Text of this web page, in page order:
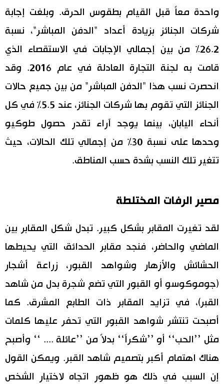
واحدة معاً قبل القيام بطقوس الحرق. وبلغت إجابة
شركات الجنائز بزيادة أعداد "الدفن المباشر"، نسبة
26.2% من بين إجمالي الإجابات في الاستقصاء الذي
قامت به لجنة التجارة العادلة في عام 2016. وقد
انحصرت نسب هذا "الدفن المباشر" من بين جميع حالات
الجنائز التي تقوم بها شركات الجنائز، عند 5.5% في كل
أنحاء اليابان، بينما يوجد آراء تقدر حصول طوكيو
وحدها على نسبة 30% من إجمالي تلك الحالات، حيث
تتغير تلك النسب بشدة حسب المناطق.
مصير الرفات المختلطة
لقد تغيرت المقابر بشكل كبير. تبدل شكل المقابر بين
الماضي والحاضر، فنجد مقابر الحدائق التي يحيطها
الحشائش والأزهار وشواهد القبور، زراعة أشجار
(جوموكوسو أو القبور التي تضع شجرة بدل من شاهد
القبر)، في تزايد المقابر ذات الطابع المشرق. كما
أصبحت تنتشر شواهد القبور التي تحفر عليها كلمات
مثل ’’الحب‘‘ أو ’’شكراً‘‘ بدلاً من ’’عائلة .... ‘‘ وأصبح
هناك اهتمام أكبر بتصميم شاهد القبر. ويمكن القول
إن السبب في ذلك هو ظهور اتجاه لاختيار الشخص